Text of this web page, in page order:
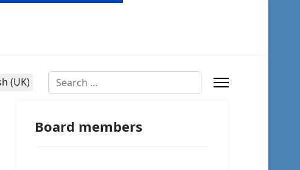
Search
Board members